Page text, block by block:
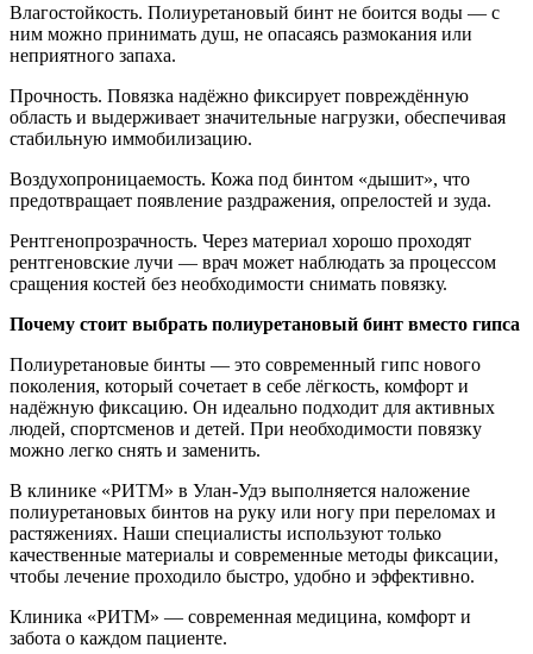
Влагостойкость. Полиуретановый бинт не боится воды — с
ним можно принимать душ, не опасаясь размокания или
неприятного запаха.
Прочность. Повязка надёжно фиксирует повреждённую
область и выдерживает значительные нагрузки, обеспечивая
стабильную иммобилизацию.
Воздухопроницаемость. Кожа под бинтом «дышит», что
предотвращает появление раздражения, опрелостей и зуда.
Рентгенопрозрачность. Через материал хорошо проходят
рентгеновские лучи — врач может наблюдать за процессом
сращения костей без необходимости снимать повязку.
Почему стоит выбрать полиуретановый бинт вместо гипса
Полиуретановые бинты — это современный гипс нового
поколения, который сочетает в себе лёгкость, комфорт и
надёжную фиксацию. Он идеально подходит для активных
людей, спортсменов и детей. При необходимости повязку
можно легко снять и заменить.
В клинике «РИТМ» в Улан-Удэ выполняется наложение
полиуретановых бинтов на руку или ногу при переломах и
растяжениях. Наши специалисты используют только
качественные материалы и современные методы фиксации,
чтобы лечение проходило быстро, удобно и эффективно.
Клиника «РИТМ» — современная медицина, комфорт и
забота о каждом пациенте.